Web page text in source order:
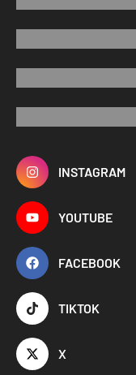
INSTAGRAM
YOUTUBE
FACEBOOK
TIKTOK
X